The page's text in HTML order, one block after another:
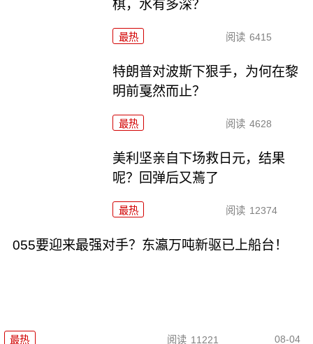
棋，水有多深？
最热 阅读 6415
特朗普对波斯下狠手，为何在黎
明前戛然而止？
最热 阅读 4628
美利坚亲自下场救日元，结果
呢？回弹后又蔫了
最热 阅读 12374
055要迎来最强对手？东瀛万吨新驱已上船台！
最热 阅读 11221 08-04